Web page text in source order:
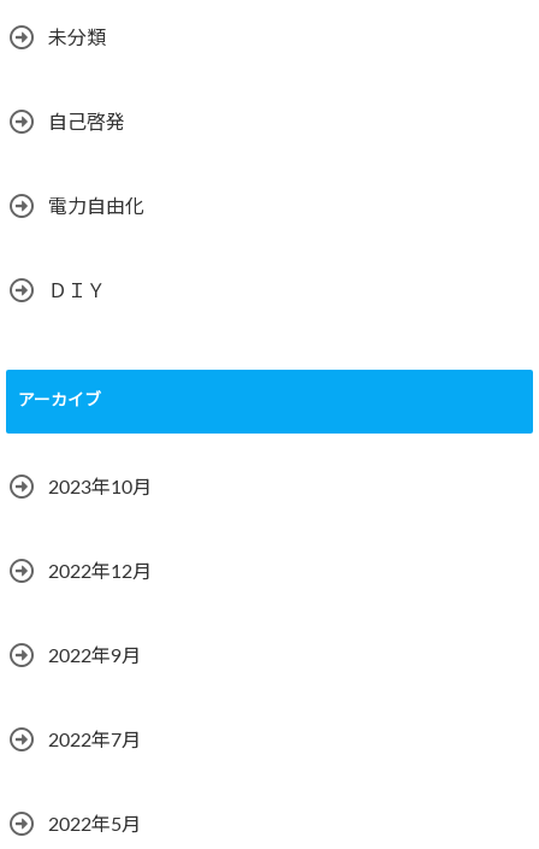
未分類
自己啓発
電力自由化
ＤＩＹ
アーカイブ
2023年10月
2022年12月
2022年9月
2022年7月
2022年5月